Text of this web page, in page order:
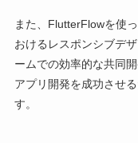
また、FlutterFlowを使
おけるレスポンシブデ
ームでの効率的な共同
アプリ開発を成功させ
す。